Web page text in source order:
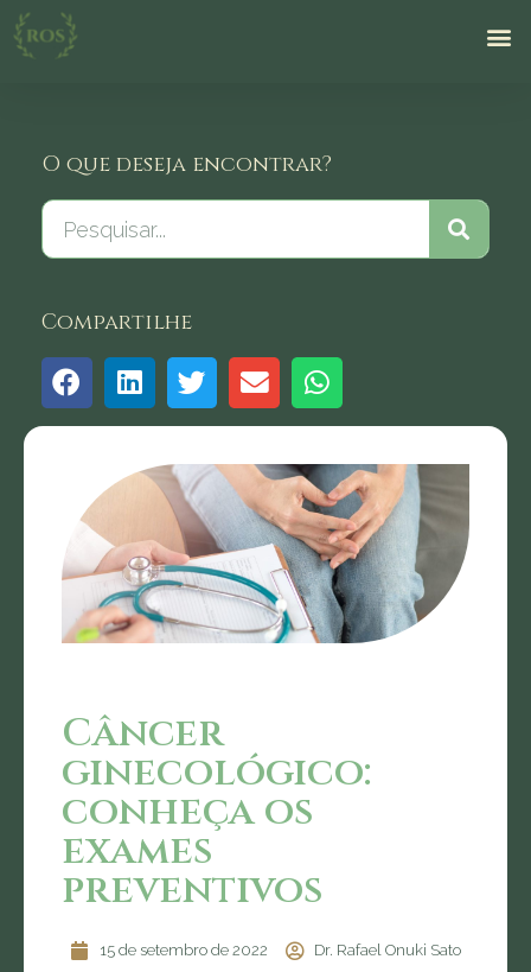
Câncer
ginecológico:
conheça os
exames
preventivos
15 de setembro de 2022
Dr. Rafael Onuki Sato
O que deseja encontrar?
Compartilhe